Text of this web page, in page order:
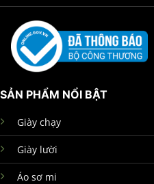
SẢN PHẨM NỔI BẬT
Giày chạy
Giày lười
Áo sơ mi